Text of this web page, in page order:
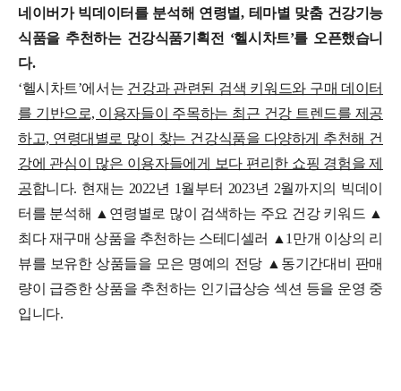
네이버가 빅데이터를 분석해 연령별, 테마별 맞춤 건강기능
식품을 추천하는 건강식품기획전 ‘헬시차트’를 오픈했습니
다.
‘헬시차트’에서는 건강과 관련된 검색 키워드와 구매 데이터
를 기반으로, 이용자들이 주목하는 최근 건강 트렌드를 제공
하고, 연령대별로 많이 찾는 건강식품을 다양하게 추천해 건
강에 관심이 많은 이용자들에게 보다 편리한 쇼핑 경험을 제
공합니다. 현재는 2022년 1월부터 2023년 2월까지의 빅데이
터를 분석해 ▲연령별로 많이 검색하는 주요 건강 키워드 ▲
최다 재구매 상품을 추천하는 스테디셀러 ▲1만개 이상의 리
뷰를 보유한 상품들을 모은 명예의 전당 ▲동기간대비 판매
량이 급증한 상품을 추천하는 인기급상승 섹션 등을 운영 중
입니다.